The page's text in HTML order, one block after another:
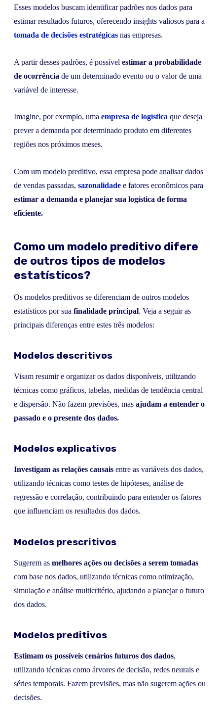
Esses modelos buscam identificar padrões nos dados para
estimar resultados futuros, oferecendo insights valiosos para a
tomada de decisões estratégicas nas empresas.
A partir desses padrões, é possível estimar a probabilidade
de ocorrência de um determinado evento ou o valor de uma
variável de interesse.
Imagine, por exemplo, uma empresa de logística que deseja
prever a demanda por determinado produto em diferentes
regiões nos próximos meses.
Com um modelo preditivo, essa empresa pode analisar dados
de vendas passadas, sazonalidade e fatores econômicos para
estimar a demanda e planejar sua logística de forma
eficiente.
Como um modelo preditivo difere
de outros tipos de modelos
estatísticos?
Os modelos preditivos se diferenciam de outros modelos
estatísticos por sua finalidade principal. Veja a seguir as
principais diferenças entre estes três modelos:
Modelos descritivos
Visam resumir e organizar os dados disponíveis, utilizando
técnicas como gráficos, tabelas, medidas de tendência central
e dispersão. Não fazem previsões, mas ajudam a entender o
passado e o presente dos dados.
Modelos explicativos
Investigam as relações causais entre as variáveis dos dados,
utilizando técnicas como testes de hipóteses, análise de
regressão e correlação, contribuindo para entender os fatores
que influenciam os resultados dos dados.
Modelos prescritivos
Sugerem as melhores ações ou decisões a serem tomadas
com base nos dados, utilizando técnicas como otimização,
simulação e análise multicritério, ajudando a planejar o futuro
dos dados.
Modelos preditivos
Estimam os possíveis cenários futuros dos dados,
utilizando técnicas como árvores de decisão, redes neurais e
séries temporais. Fazem previsões, mas não sugerem ações ou
decisões.